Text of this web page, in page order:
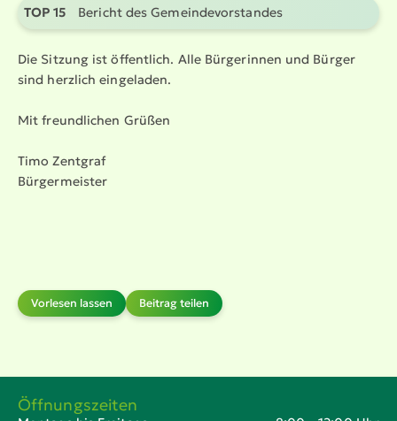
Öffnungszeiten
TOP 15 Bericht des Gemein­de­vor­standes
Die Sitzung ist öffentlich. Alle Bürgerinnen und Bürger
sind herzlich eingeladen.
Mit freund­lichen Grüßen
Timo Zentgraf
Bürger­meister
Vorlesen lassen Beitrag teilen